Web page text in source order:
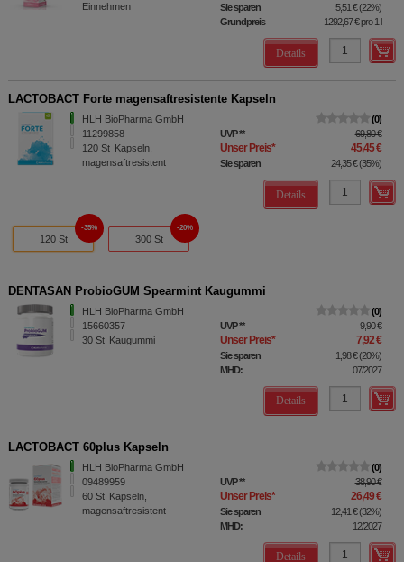
Einnehmen
Sie sparen 5,51 €(22%)
Grundpreis
1292,67 €pro 1 l
Details
LACTOBACT Forte magensaftresistente Kapseln
HLH BioPharma GmbH
11299858
120 St
Kapseln,
magensaftresistent
0
UVP** 69,80 €
Unser Preis* 45,45 €
Sie sparen 24,35 €(35%)
Details
120 St
35%
300 St
20%
DENTASAN ProbioGUM Spearmint Kaugummi
HLH BioPharma GmbH
15660357
30 St Kaugummi
0
UVP** 9,90 €
Unser Preis* 7,92 €
Sie sparen 1,98 €(20%)
MHD:
07/2027
Details
LACTOBACT 60plus Kapseln
HLH BioPharma GmbH
09489959
60 St Kapseln,
magensaftresistent
0
UVP** 38,90 €
Unser Preis* 26,49 €
Sie sparen 12,41 €(32%)
MHD:
12/2027
Details